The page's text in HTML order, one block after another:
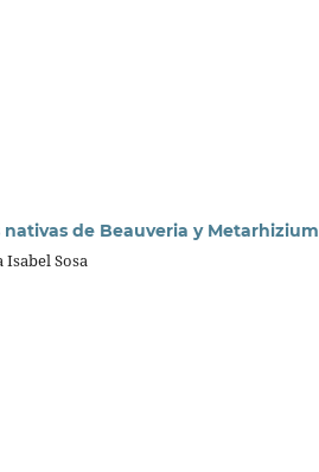
de Beauveria y Metarhizium
Sosa